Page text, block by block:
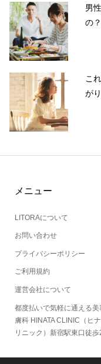
男
の
こ
が
メニュー
LITORAについて
お問い合わせ
プライバシーポリシー
ご利用規約
運営会社について
都度払いで気軽に通える美
膚科 HINATA CLINIC（ヒ
リニック）新宿駅東口徒歩